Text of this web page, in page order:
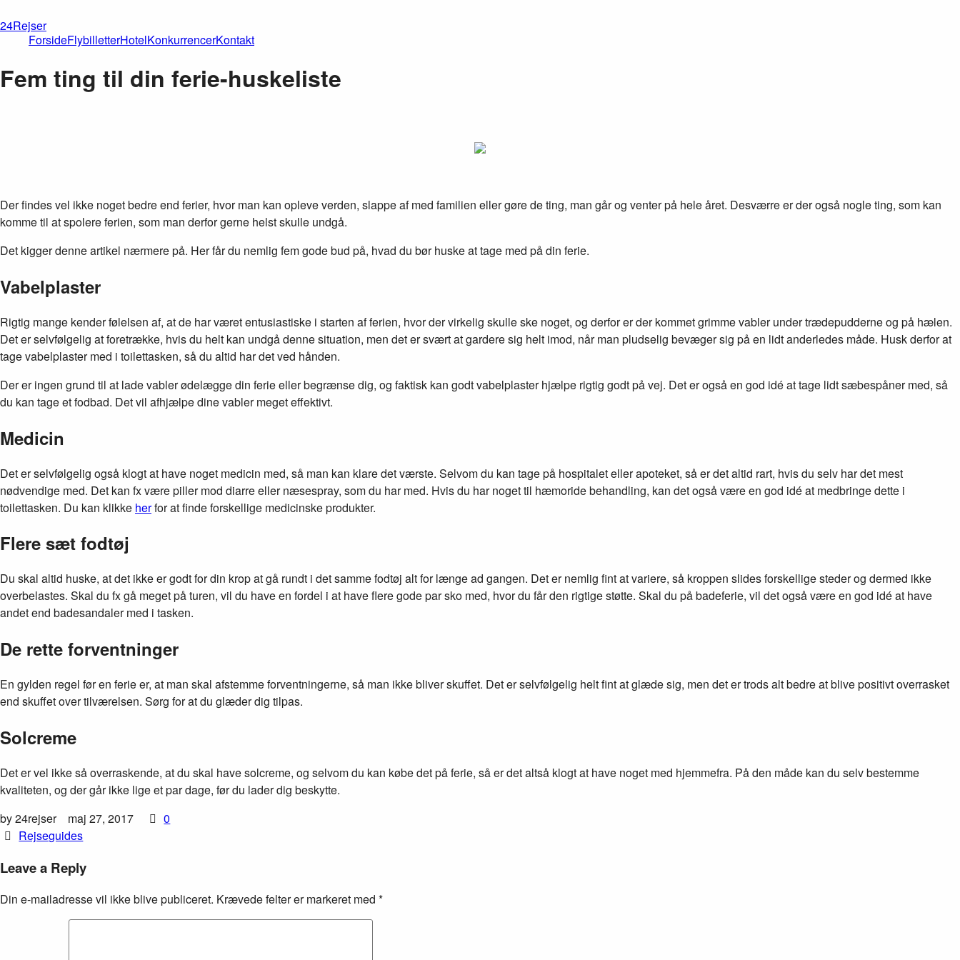
24Rejser
ForsideFlybilletterHotelKonkurrencerKontakt
Fem ting til din ferie-huskeliste
Der findes vel ikke noget bedre end ferier, hvor man kan opleve verden, slappe af med familien eller gøre de ting, man går og venter på hele året. Desværre er der også nogle ting, som kan
komme til at spolere ferien, som man derfor gerne helst skulle undgå.
Det kigger denne artikel nærmere på. Her får du nemlig fem gode bud på, hvad du bør huske at tage med på din ferie.
Vabelplaster
Rigtig mange kender følelsen af, at de har været entusiastiske i starten af ferien, hvor der virkelig skulle ske noget, og derfor er der kommet grimme vabler under trædepudderne og på hælen.
Det er selvfølgelig at foretrække, hvis du helt kan undgå denne situation, men det er svært at gardere sig helt imod, når man pludselig bevæger sig på en lidt anderledes måde. Husk derfor at
tage vabelplaster med i toilettasken, så du altid har det ved hånden.
Der er ingen grund til at lade vabler ødelægge din ferie eller begrænse dig, og faktisk kan godt vabelplaster hjælpe rigtig godt på vej. Det er også en god idé at tage lidt sæbespåner med, så
du kan tage et fodbad. Det vil afhjælpe dine vabler meget effektivt.
Medicin
Det er selvfølgelig også klogt at have noget medicin med, så man kan klare det værste. Selvom du kan tage på hospitalet eller apoteket, så er det altid rart, hvis du selv har det mest
nødvendige med. Det kan fx være piller mod diarre eller næsespray, som du har med. Hvis du har noget til hæmoride behandling, kan det også være en god idé at medbringe dette i
toilettasken. Du kan klikke herfor at finde forskellige medicinske produkter.
Flere sæt fodtøj
Du skal altid huske, at det ikke er godt for din krop at gå rundt i det samme fodtøj alt for længe ad gangen. Det er nemlig fint at variere, så kroppen slides forskellige steder og dermed ikke
overbelastes. Skal du fx gå meget på turen, vil du have en fordel i at have flere gode par sko med, hvor du får den rigtige støtte. Skal du på badeferie, vil det også være en god idé at have
andet end badesandaler med i tasken.
De rette forventninger
En gylden regel før en ferie er, at man skal afstemme forventningerne, så man ikke bliver skuffet. Det er selvfølgelig helt fint at glæde sig, men det er trods alt bedre at blive positivt overrasket
end skuffet over tilværelsen. Sørg for at du glæder dig tilpas.
Solcreme
Det er vel ikke så overraskende, at du skal have solcreme, og selvom du kan købe det på ferie, så er det altså klogt at have noget med hjemmefra. På den måde kan du selv bestemme
kvaliteten, og der går ikke lige et par dage, før du lader dig beskytte.
by 24rejser
maj 27, 2017
0
Rejseguides
Leave a Reply
Din e-mailadresse vil ikke blive publiceret. Krævede felter er markeret med *